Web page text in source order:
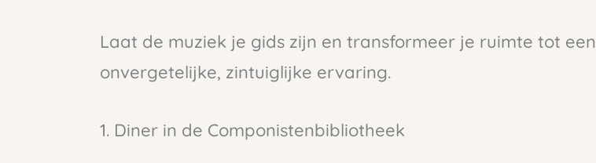
Laat de muziek je gids zijn en transformeer je ruimte tot een
onvergetelijke, zintuiglijke ervaring.
1. Diner in de Componistenbibliotheek